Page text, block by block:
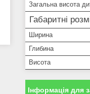
Загальна висота
Габаритні
Ширина
Глибина
Висота
Інформація для